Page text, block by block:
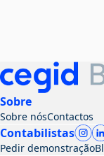
Sobre
Sobre nósContactos
Contabilistas
Pedir demonstração